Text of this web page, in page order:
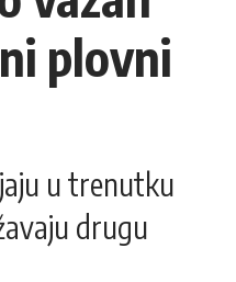
plovni
u trenutku
drugu